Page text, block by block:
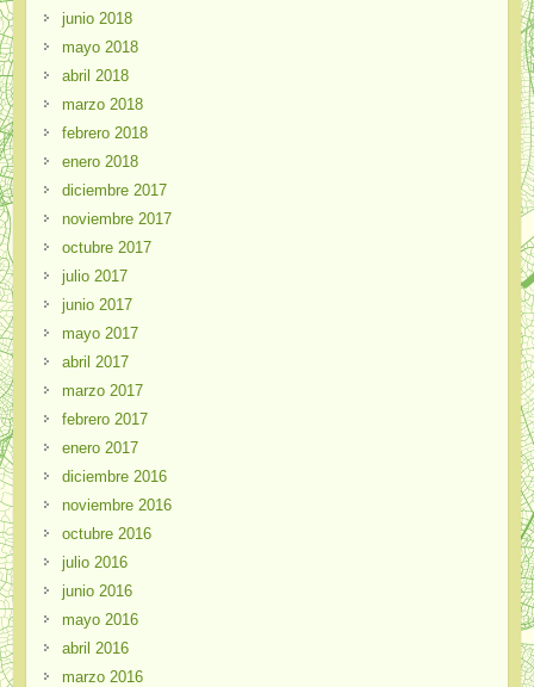
junio 2018
mayo 2018
abril 2018
marzo 2018
febrero 2018
enero 2018
diciembre 2017
noviembre 2017
octubre 2017
julio 2017
junio 2017
mayo 2017
abril 2017
marzo 2017
febrero 2017
enero 2017
diciembre 2016
noviembre 2016
octubre 2016
julio 2016
junio 2016
mayo 2016
abril 2016
marzo 2016